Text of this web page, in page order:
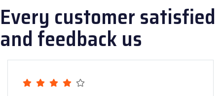
Every customer satisfied
and feedback us